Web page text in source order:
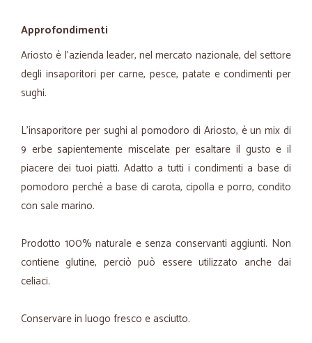
Approfondimenti
Ariosto è l'azienda leader, nel mercato nazionale, del settore
degli insaporitori per carne, pesce, patate e condimenti per
sughi.
L'insaporitore per sughi al pomodoro di Ariosto, è un mix di
9 erbe sapientemente miscelate per esaltare il gusto e il
piacere dei tuoi piatti. Adatto a tutti i condimenti a base di
pomodoro perché a base di carota, cipolla e porro, condito
con sale marino.
Prodotto 100% naturale e senza conservanti aggiunti. Non
contiene glutine, perciò può essere utilizzato anche dai
celiaci.
Conservare in luogo fresco e asciutto.